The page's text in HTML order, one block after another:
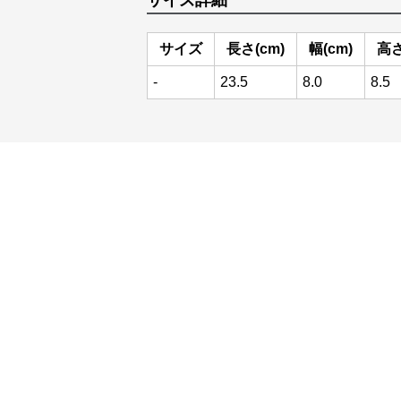
サイズ 長さ(cm) 幅(cm) 高
- 23.5 8.0 8.5